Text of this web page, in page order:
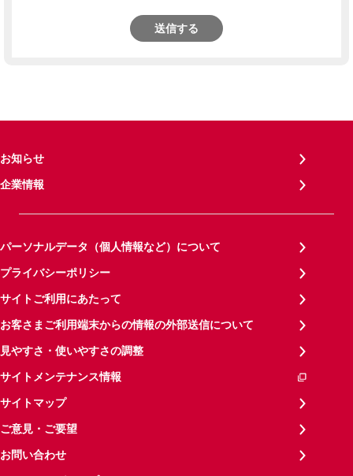
送信する
お知らせ
企業情報
パーソナルデータ（個人情報など）について
プライバシーポリシー
サイトご利用にあたって
お客さまご利用端末からの情報の外部送信について
見やすさ・使いやすさの調整
サイトメンテナンス情報
サイトマップ
ご意見・ご要望
お問い合わせ